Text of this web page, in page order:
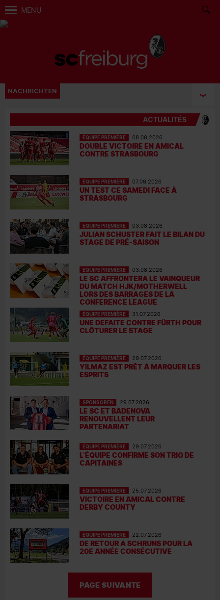
MENU
NACHRICHTEN
ACTUALITÉS
ÉQUIPE PREMIÈRE 08.08.2026
DOUBLE VICTOIRE EN AMICAL
CONTRE STRASBOURG
ÉQUIPE PREMIÈRE 07.08.2026
UN TEST CE SAMEDI FACE À
STRASBOURG
ÉQUIPE PREMIÈRE 03.08.2026
JULIAN SCHUSTER FAIT LE BILAN DU
STAGE DE PRÉ-SAISON
ÉQUIPE PREMIÈRE 03.08.2026
LE SC AFFRONTERA LE VAINQUEUR
DU MATCH HJK/MOTHERWELL
LORS DES BARRAGES DE LA
CONFERENCE LEAGUE
ÉQUIPE PREMIÈRE 31.07.2026
UNE DÉFAITE CONTRE FÜRTH POUR
CLÔTURER LE STAGE
ÉQUIPE PREMIÈRE 29.07.2026
YILMAZ EST PRÊT À MARQUER LES
ESPRITS
SPONSOREN 29.07.2026
LE SC ET BADENOVA
RENOUVELLENT LEUR
PARTENARIAT
ÉQUIPE PREMIÈRE 29.07.2026
L’ÉQUIPE CONFIRME SON TRIO DE
CAPITAINES
ÉQUIPE PREMIÈRE 25.07.2026
VICTOIRE EN AMICAL CONTRE
DERBY COUNTY
ÉQUIPE PREMIÈRE 22.07.2026
DE RETOUR À SCHRUNS POUR LA
20E ANNÉE CONSÉCUTIVE
PAGE SUIVANTE